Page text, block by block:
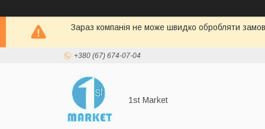
Зараз компанія не може швидко обробляти
+380 (67) 674-07-04
1st Market